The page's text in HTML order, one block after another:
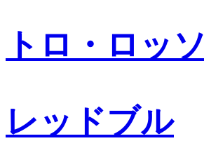
トロ・ロッソ
レッドブル